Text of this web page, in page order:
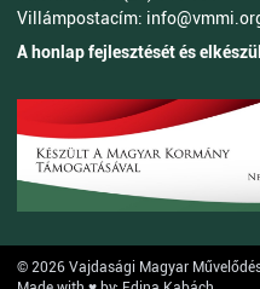
Villámpostacím:
A honlap fejlesztését és
© 2026 Vajdasági Magyar